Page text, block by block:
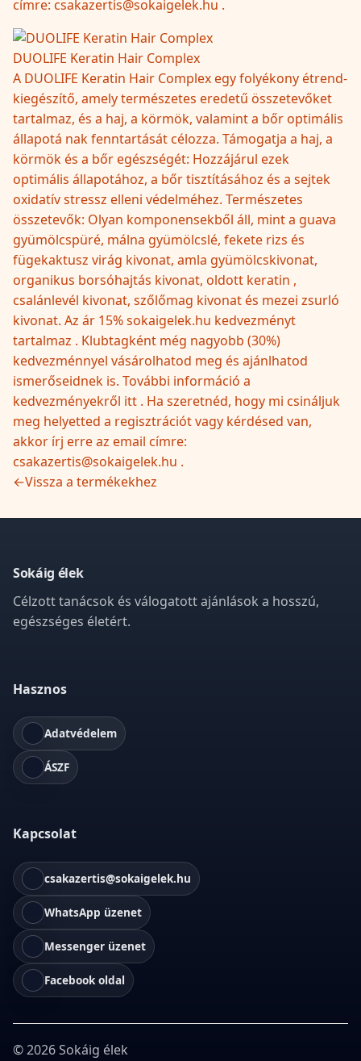
címre: csakazertis@sokaigelek.hu .
DUOLIFE Keratin Hair Complex
A DUOLIFE Keratin Hair Complex egy folyékony étrend-
kiegészítő, amely természetes eredetű összetevőket
tartalmaz, és a haj, a körmök, valamint a bőr optimális
állapotá nak fenntartását célozza. Támogatja a haj, a
körmök és a bőr egészségét: Hozzájárul ezek
optimális állapotához, a bőr tisztításához és a sejtek
oxidatív stressz elleni védelméhez. Természetes
összetevők: Olyan komponensekből áll, mint a guava
gyümölcspüré, málna gyümölcslé, fekete rizs és
fügekaktusz virág kivonat, amla gyümölcskivonat,
organikus borsóhajtás kivonat, oldott keratin ,
csalánlevél kivonat, szőlőmag kivonat és mezei zsurló
kivonat. Az ár 15% sokaigelek.hu kedvezményt
tartalmaz . Klubtagként még nagyobb (30%)
kedvezménnyel vásárolhatod meg és ajánlhatod
ismerőseidnek is. További információ a
kedvezményekről itt . Ha szeretnéd, hogy mi csináljuk
meg helyetted a regisztrációt vagy kérdésed van,
akkor írj erre az email címre:
csakazertis@sokaigelek.hu .
←Vissza a termékekhez
Sokáig élek
Célzott tanácsok és válogatott ajánlások a hosszú,
egészséges életért.
Hasznos
Adatvédelem
ÁSZF
Kapcsolat
csakazertis@sokaigelek.hu
WhatsApp üzenet
Messenger üzenet
Facebook oldal
©2026Sokáig élek